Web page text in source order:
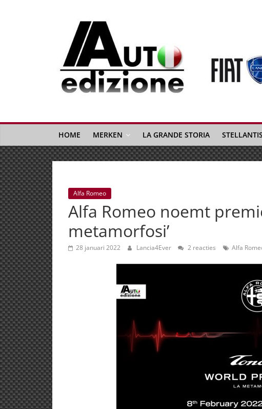
Auto
Edizione
La
Gazetta
dell'Automobile
Italiana
|
Italiaans
autonieuws
&
lifestyle
HOME MERKEN LA GRANDE STORIA STELLANTIS
Alfa Romeo
Alfa Romeo noemt
metamorfosi’
28 januari 2022 Lancia4Ever 2 reacties Alfa